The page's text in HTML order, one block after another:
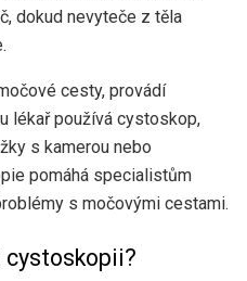
dokud nevyteče z těla
cesty, provádí
lékař používá cystoskop,
s kamerou nebo
pomáhá specialistům
s močovými cestami.
cystoskopii?